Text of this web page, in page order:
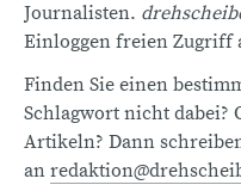
Journalisten.
Einloggen freien Zugriff
Finden Sie einen
Schlagwort nicht dabei?
Artikeln? Dann
an